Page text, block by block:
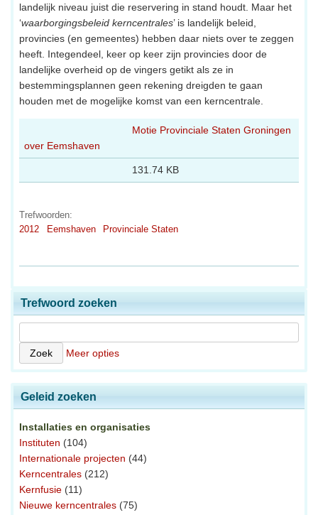
landelijk niveau juist die reservering in stand houdt. Maar het
‘waarborgingsbeleid kerncentrales’ is landelijk beleid,
provincies (en gemeentes) hebben daar niets over te zeggen
heeft. Integendeel, keer op keer zijn provincies door de
landelijke overheid op de vingers getikt als ze in
bestemmingsplannen geen rekening dreigden te gaan
houden met de mogelijke komst van een kerncentrale.
Motie Provinciale Staten Groningen
over Eemshaven
131.74 KB
Trefwoorden:
2012
Eemshaven Provinciale Staten
Trefwoord zoeken
Meer opties
Geleid zoeken
Installaties en organisaties
Instituten (104)
Internationale projecten (44)
Kerncentrales (212)
Kernfusie (11)
Nieuwe kerncentrales (75)